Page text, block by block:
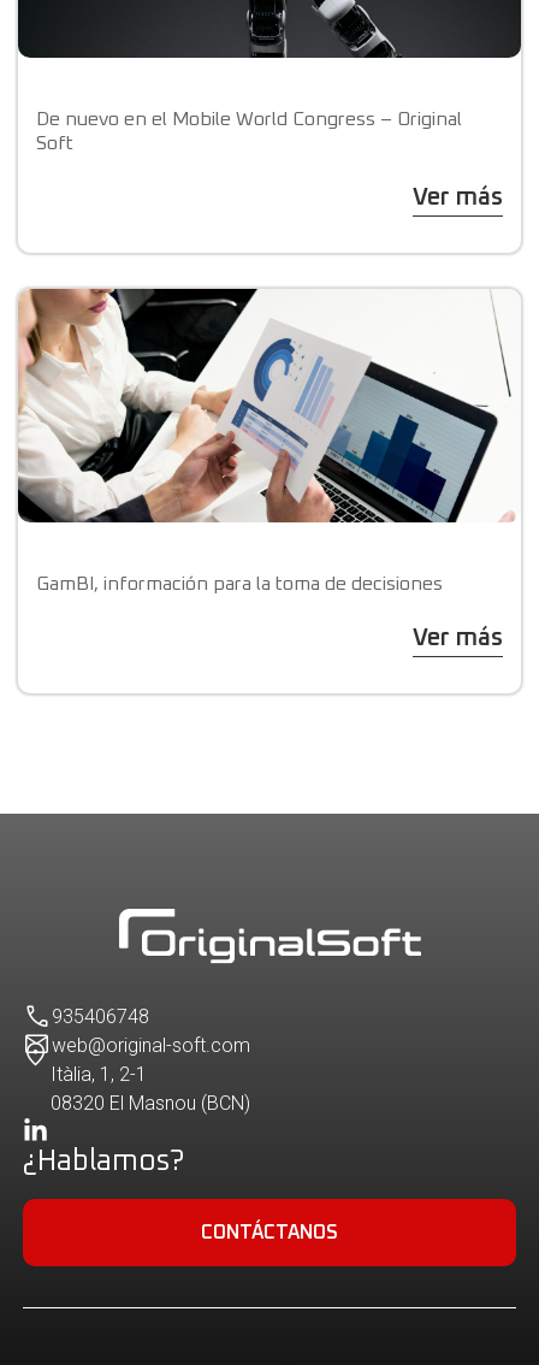
De nuevo en el Mobile World Congress – Original
Soft
Ver más
GamBI, información para la toma de decisiones
Ver más
935406748
web@original-soft.com
Itàlia, 1, 2-1
08320 El Masnou (BCN)
¿Hablamos?
CONTÁCTANOS